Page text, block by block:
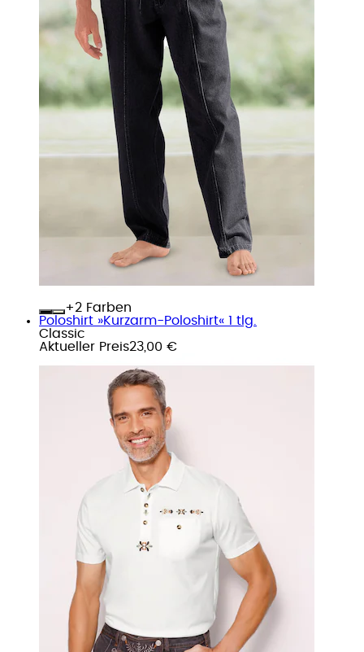
+
Farben
Poloshirt »Kurzarm-Poloshirt« 1 tlg.
Classic
Aktueller Preis23,00 €